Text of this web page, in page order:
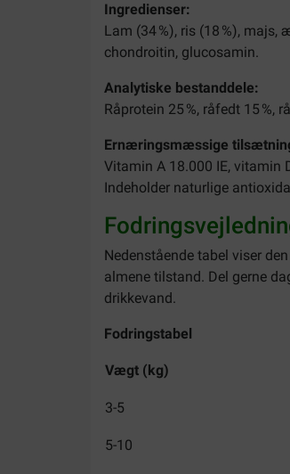
Ingredienser:
Lam (34 %), ris (18 %),
chondroitin, glucosamin.
Analytiske bestanddele:
Råprotein 25 %, råfedt 15 %,
Ernæringsmæssige
Vitamin A 18.000 IE, vitamin
Indeholder naturlige
Nedenstående tabel viser
almene tilstand. Del gerne
drikkevand.
Fodringstabel
Vægt (kg)
3-5
5-10